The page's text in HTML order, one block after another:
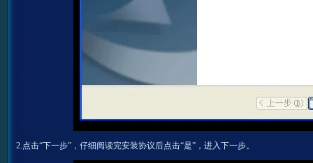
2.点击“下一步”，仔细阅读完安装协议后点击“是”，进入下一步。